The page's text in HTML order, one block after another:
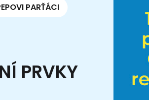
PARŤÁCI
PRVKY